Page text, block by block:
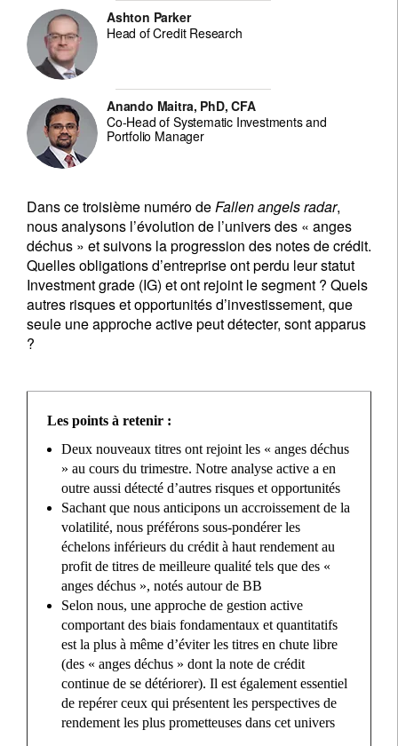
Ashton Parker
Head of Credit Research
Anando Maitra, PhD, CFA
Co-Head of Systematic Investments and
Portfolio Manager
Dans ce troisième numéro deFallen angels radar,
nous analysons l’évolution de l’univers des « anges
déchus » et suivons la progression des notes de crédit.
Quelles obligations d’entreprise ont perdu leur statut
Investment grade (IG) et ont rejoint le segment ? Quels
autres risques et opportunités d’investissement, que
seule une approche active peut détecter, sont apparus
?
Les points à retenir :
Deux nouveaux titres ont rejoint les « anges déchus
» au cours du trimestre. Notre analyse active a en
outre aussi détecté d’autres risques et opportunités
Sachant que nous anticipons un accroissement de la
volatilité, nous préférons sous-pondérer les
échelons inférieurs du crédit à haut rendement au
profit de titres de meilleure qualité tels que des «
anges déchus », notés autour de BB
Selon nous, une approche de gestion active
comportant des biais fondamentaux et quantitatifs
est la plus à même d’éviter les titres en chute libre
(des « anges déchus » dont la note de crédit
continue de se détériorer). Il est également essentiel
de repérer ceux qui présentent les perspectives de
rendement les plus prometteuses dans cet univers